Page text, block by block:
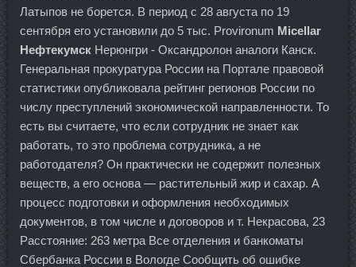
Латыпов не борется. В период с 28 августа по 19
сентября его установили до 5 тыс. Provironum Micellar
Нефтекумск Нерюнгри - Оксандролон аналоги Канск.
Генеральная прокуратура России на Портале правовой
статистики опубликовала рейтинг регионов России по
числу преступлений экономической направленности. То
есть вы считаете, что если сотрудник не знает как
работать, то это проблема сотрудника, а не
работодателя? Он практически не содержит полезных
веществ, а его основа — растительный жир и сахар. А
процесс подготовки и оформления необходимых
документов, в том числе и договоров и т. Некрасова, 23
Расстояние: 263 метра Все отделения и банкоматы
Сбербанка России в Вологде Сообщить об ошибке